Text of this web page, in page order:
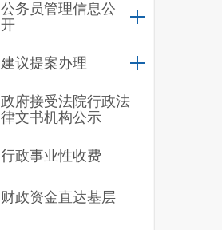
公务员管理信息公
开
建议提案办理
政府接受法院行政法
律文书机构公示
行政事业性收费
财政资金直达基层